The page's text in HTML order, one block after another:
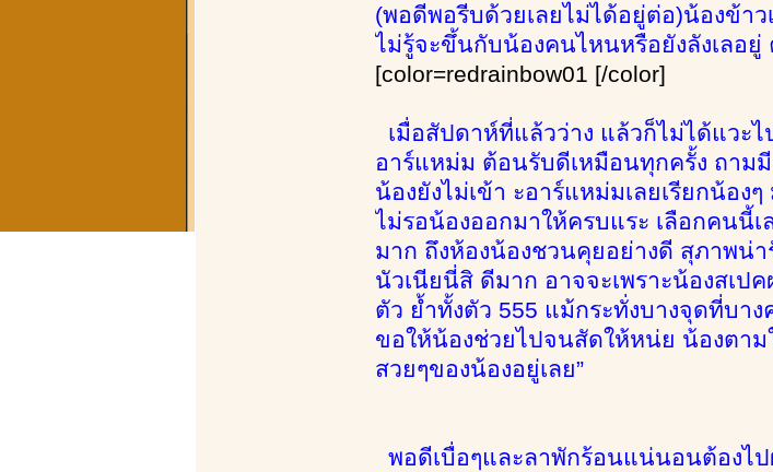
(พอดีพอรีบด้วยเลยไม่ได้อยู่ต่อ)น้องข้าว
ไม่รู้จะขึ้นกับน้องคนไหนหรือยังลังเลอยู่
[color=redrainbow01 [/color]
เมื่อสัปดาห์ที่แล้วว่าง แล้วก็ไม่ได้แวะ
อาร์แหม่ม ต้อนรับดีเหมือนทุกครั้ง ถาม
น้องยังไม่เข้า ะอาร์แหม่มเลยเรียกน้อ
ไม่รอน้องออกมาให้ครบแระ เลือกคนนี้เ
มาก ถึงห้องน้องชวนคุยอย่างดี สุภาพ
นัวเนียนี่สิ ดีมาก อาจจะเพราะน้องสเป
ตัว ย้ำทั้งตัว 555 แม้กระทั่งบางจุดที่บา
ขอให้น้องช่วยไปจนสัดให้หน่ย น้องตา
สวยๆของน้องอยู่เลย”
พอดีเบื่อๆและลาพักร้อนแน่นอนต้องไ